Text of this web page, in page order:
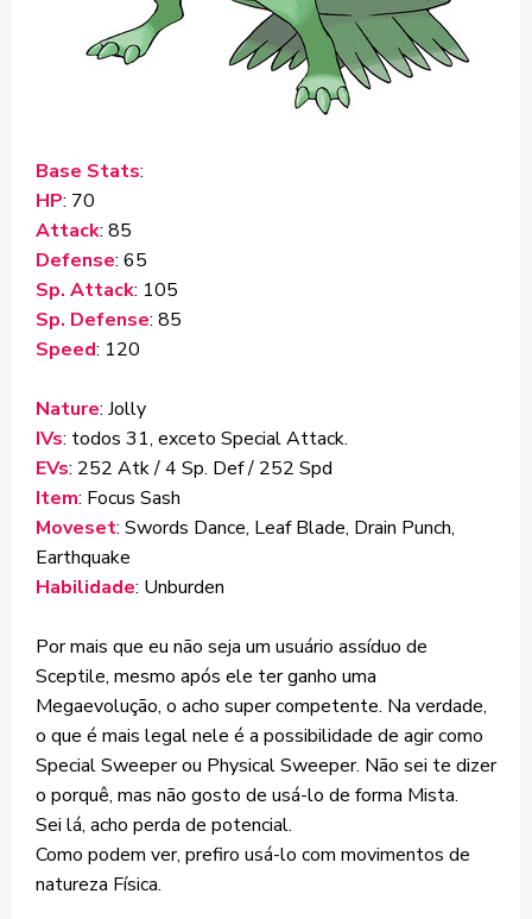
Base Stats:
HP: 70
Attack: 85
Defense: 65
Sp. Attack: 105
Sp. Defense: 85
Speed: 120
Nature: Jolly
IVs: todos 31, exceto Special Attack.
EVs: 252 Atk / 4 Sp. Def / 252 Spd
Item: Focus Sash
Moveset: Swords Dance, Leaf Blade, Drain Punch,
Earthquake
Habilidade: Unburden
Por mais que eu não seja um usuário assíduo de
Sceptile, mesmo após ele ter ganho uma
Megaevolução, o acho super competente. Na verdade,
o que é mais legal nele é a possibilidade de agir como
Special Sweeper ou Physical Sweeper. Não sei te dizer
o porquê, mas não gosto de usá-lo de forma Mista.
Sei lá, acho perda de potencial.
Como podem ver, prefiro usá-lo com movimentos de
natureza Física.